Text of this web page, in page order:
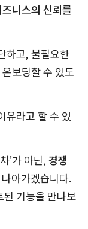
니스의 신뢰를
하고, 불필요한
보딩할 수 있도
유라고 할 수 있
’가 아닌, 경쟁
아가겠습니다.
된 기능을 만나보